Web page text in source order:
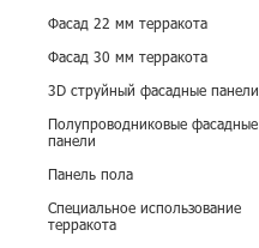
Фасад 22 мм терракота
Фасад 30 мм терракота
3D струйный фасадные панели
Полупроводниковые фасадные
панели
Панель пола
Специальное использование
терракота